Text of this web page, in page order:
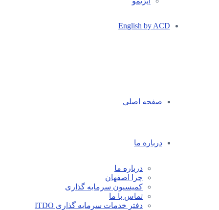
English by ACD
صفحه اصلی
درباره ما
درباره ما
چرا اصفهان
کمیسیون سرمایه گذاری
تماس با ما
دفتر خدمات سرمایه گذاری ITDO